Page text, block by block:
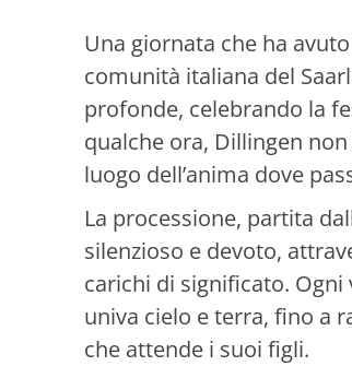
Una giornata che ha
comunità italiana del
profonde, celebrando la
qualche ora, Dillingen
luogo dell’anima dove
La processione, partita
silenzioso e devoto,
carichi di significato.
univa cielo e terra, fino a
che attende i suoi figli.